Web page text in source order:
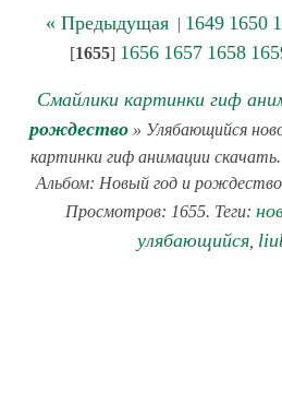
« Предыдущая | 1649 1650
[1655] 1656 1657 1658
Смайлики картинки гиф
рождество» Улябающийся
картинки гиф анимации
Альбом: Новый год и
Просмотров: 1655. Теги:
улябающийся,